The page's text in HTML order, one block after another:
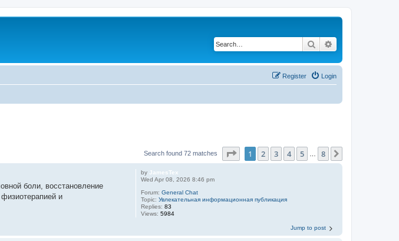
Search
Login
Register
Search found 72 matches Page of 8
1 2 3 4 5 8
by JamesTex
Wed Apr 08, 2026 8:46 pm
Forum:General Chat
Topic:Увлекательная информационная публикация
Replies:83
Views:5984
боли, восстановление
и
Jump to post